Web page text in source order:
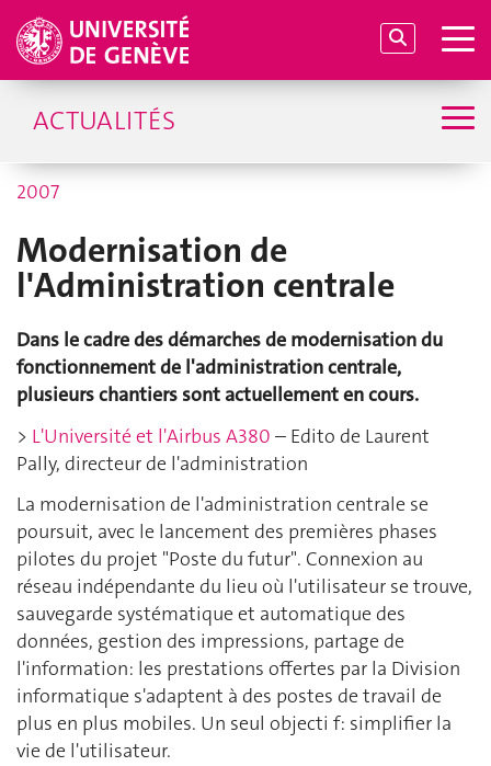
ACTUALITÉS
2007
Modernisation de
l'Administration centrale
Dans le cadre des démarches de modernisation du
fonctionnement de l'administration centrale,
plusieurs chantiers sont actuellement en cours.
> L'Université et l'Airbus A380 – Edito de Laurent
Pally, directeur de l'administration
La modernisation de l'administration centrale se
poursuit, avec le lancement des premières phases
pilotes du projet "Poste du futur". Connexion au
réseau indépendante du lieu où l'utilisateur se trouve,
sauvegarde systématique et automatique des
données, gestion des impressions, partage de
l'information: les prestations offertes par la Division
informatique s'adaptent à des postes de travail de
plus en plus mobiles. Un seul objecti f: simplifier la
vie de l'utilisateur.